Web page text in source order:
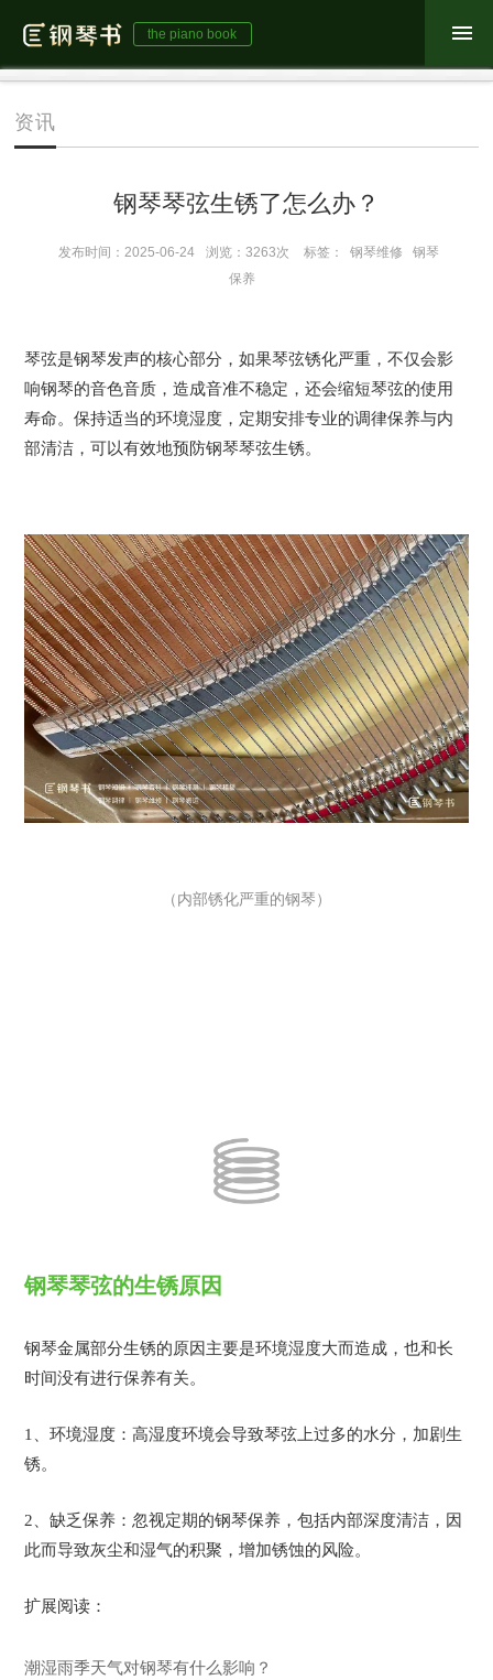
the piano book
资讯
钢琴琴弦生锈了怎么办？
发布时间：2025-06-24 浏览：3263次 标签： 钢琴维修
钢琴
保养
琴弦是钢琴发声的核心部分，如果琴弦锈化严重， 不仅会影
响钢琴的音色音质，造成音准不稳定，还会缩短琴弦的使用
寿命。保持适当的环境湿度， 定期安排专业的调律保养与内
部清洁，可以有效地预防钢琴琴弦生锈。
（内部锈化严重的钢琴）
钢琴琴弦的生锈原因
钢琴金属部分生锈的原因主要是环境湿度大而造成，也和长
时间没有进行保养有关。
1、 环境湿度：高湿度环境会导致琴弦上过多的水分，加剧生
锈。
2、 缺乏保养：忽视定期的钢琴保养，包括内部深度清洁， 因
此而导致灰尘和湿气的积聚，增加锈蚀的风险。
扩展阅读：
潮湿雨季天气对钢琴有什么影响？